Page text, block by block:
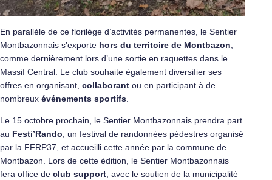
En parallèle de ce florilège d’activités permanentes, le Sentier
Montbazonnais s’exporte hors du territoire de Montbazon
comme dernièrement lors d’une sortie en raquettes dans le
Massif Central. Le club souhaite également diversifier ses
offres en organisant, collaborant ou en participant à de
nombreux événements sportifs
Le 15 octobre prochain, le Sentier Montbazonnais prendra part
au Festi’Rando , un festival de randonnées pédestres organisé
par la FFRP37, et accueilli cette année par la commune de
Montbazon. Lors de cette édition, le Sentier Montbazonnais
fera office de club support , avec le soutien de la municipalité